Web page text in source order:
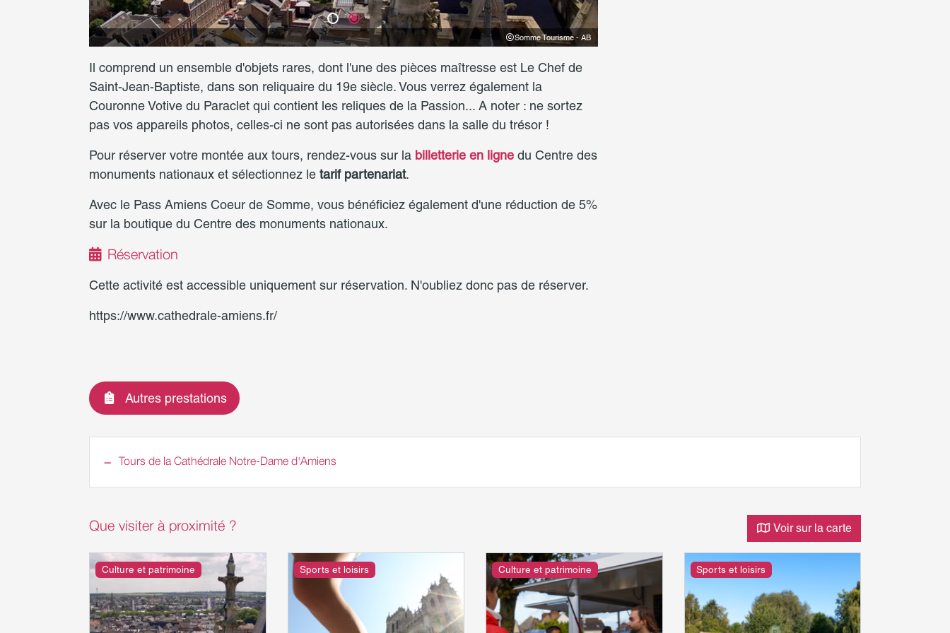
Somme Tourisme - AB Somme Tourisme - AB
Il comprend un ensemble d'objets rares, dont l'une des pièces maîtresse est Le Chef de
Saint-Jean-Baptiste, dans son reliquaire du 19e siècle. Vous verrez également la
Couronne Votive du Paraclet qui contient les reliques de la Passion... A noter : ne sortez
pas vos appareils photos, celles-ci ne sont pas autorisées dans la salle du trésor !
Pour réserver votre montée aux tours, rendez-vous sur la billetterie en ligne du Centre des
monuments nationaux et sélectionnez le tarif partenariat.
Avec le Pass Amiens Coeur de Somme, vous bénéficiez également d'une réduction de 5%
sur la boutique du Centre des monuments nationaux.
Réservation
Cette activité est accessible uniquement sur réservation. N'oubliez donc pas de réserver.
https://www.cathedrale-amiens.fr/
Autres prestations
Tours de la Cathédrale Notre-Dame d'Amiens
Que visiter à proximité ? Voir sur la carte
Culture et patrimoine Sports et loisirs Culture et patrimoine Sports et loisirs